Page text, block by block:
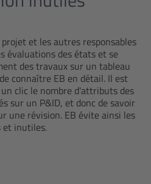
et les autres responsables
évaluations des états et se
des travaux sur un tableau
connaître EB en détail. Il est
clic le nombre d'attributs des
sur un P&ID, et donc de savoir
une révision. EB évite ainsi les
et inutiles.